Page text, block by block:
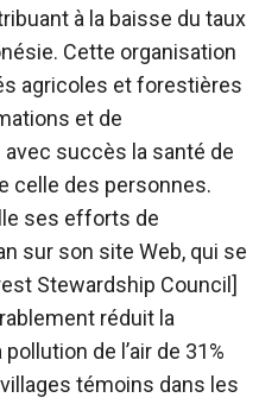
à la baisse du taux
Cette organisation
agricoles et forestières
et de
succès la santé de
celle des personnes.
ses efforts de
sur son site Web, qui se
Stewardship Council]
réduit la
de l’air de 31%
témoins dans les